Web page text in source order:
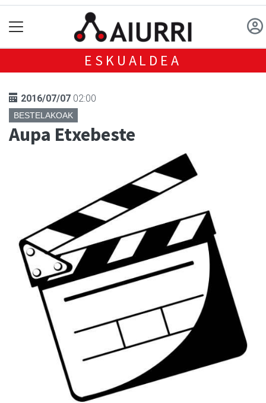
ESKUALDEA
2016/07/07 02:00
BESTELAKOAK
Aupa Etxebeste